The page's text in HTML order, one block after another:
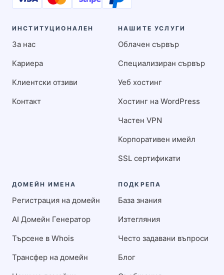
ИНСТИТУЦИОНАЛЕН
За нас
Кариера
Клиентски отзиви
Контакт
НАШИТЕ УСЛУГИ
Облачен сървър
Специализиран сървър
Уеб хостинг
Хостинг на WordPress
Частен VPN
Корпоративен имейл
SSL сертификати
ДОМЕЙН ИМЕНА
Регистрация на домейн
AI Домейн Генератор
Търсене в Whois
Трансфер на домейн
ПОДКРЕПА
База знания
Изтегляния
Често задавани въпроси
Блог